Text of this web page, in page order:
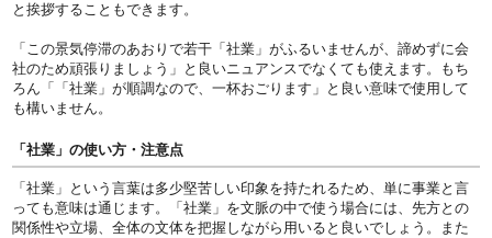
と挨拶することもできます。
「この景気停滞のあおりで若干「社業」がふるいませんが、諦めずに会
社のため頑張りましょう」と良いニュアンスでなくても使えます。もち
ろん「「社業」が順調なので、一杯おごります」と良い意味で使用して
も構いません。
「社業」の使い方・注意点
「社業」という言葉は多少堅苦しい印象を持たれるため、単に事業と言
っても意味は通じます。「社業」を文脈の中で使う場合には、先方との
関係性や立場、全体の文体を把握しながら用いると良いでしょう。また